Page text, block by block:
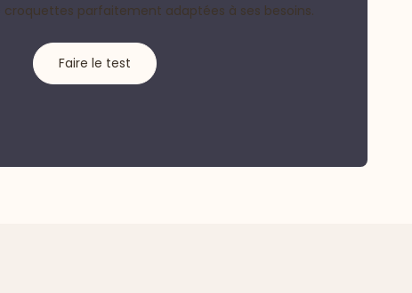
croquettes parfaitement adaptées à ses besoins.
Faire le test